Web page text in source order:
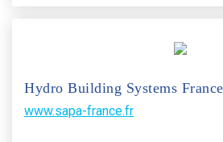
Hydro Building Systems
www.sapa-france.fr